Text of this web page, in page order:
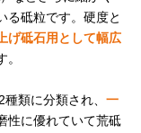
る砥粒です。硬度と
げ砥石用として幅広
類に分類され、 一
性に優れていて荒砥